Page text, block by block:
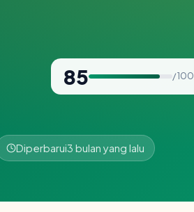
85 / 100
Diperbarui3 bulan yang lalu